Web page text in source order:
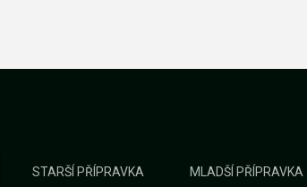
STARŠÍ PŘÍPRAVKA MLADŠÍ PŘÍPRAVKA